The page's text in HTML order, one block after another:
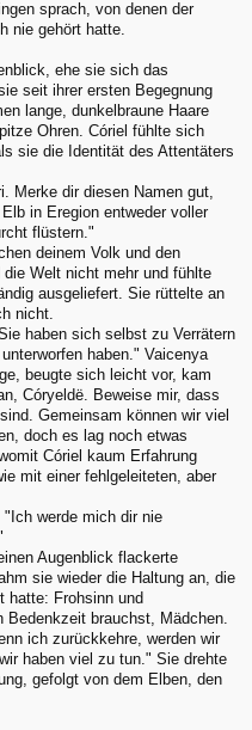
sprach, von denen der
nie gehört hatte.
ehe sie sich das
seit ihrer ersten Begegnung
lange, dunkelbraune Haare
Ohren. Córiel fühlte sich
sie die Identität des Attentäters
Merke dir diesen Namen gut,
in Eregion entweder voller
flüstern."
deinem Volk und den
Welt nicht mehr und fühlte
ausgeliefert. Sie rüttelte an
nicht.
haben sich selbst zu Verrätern
haben." Vaicenya
beugte sich leicht vor, kam
Córyeldë. Beweise mir, dass
Gemeinsam können wir viel
doch es lag noch etwas
Córiel kaum Erfahrung
mit einer fehlgeleiteten, aber
werde mich dir nie
Augenblick flackerte
sie wieder die Haltung an, die
hatte: Frohsinn und
Bedenkzeit brauchst, Mädchen.
ich zurückkehre, werden wir
haben viel zu tun." Sie drehte
gefolgt von dem Elben, den